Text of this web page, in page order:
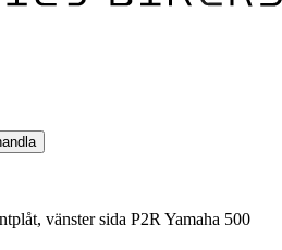
vänster sida P2R Yamaha 500